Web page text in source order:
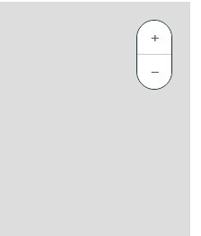
+
−